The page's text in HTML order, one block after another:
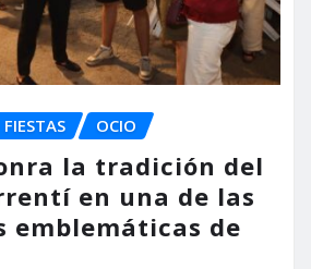
FIESTAS OCIO
la tradición del
en una de las
emblemáticas de